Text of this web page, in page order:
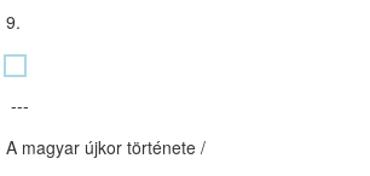
9.
---
A magyar újkor története /